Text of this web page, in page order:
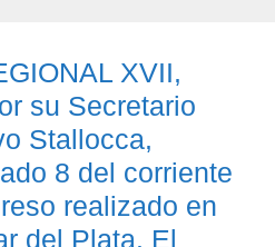
XVII,
su Secretario
Stallocca,
8 del corriente
realizado en
del Plata. El